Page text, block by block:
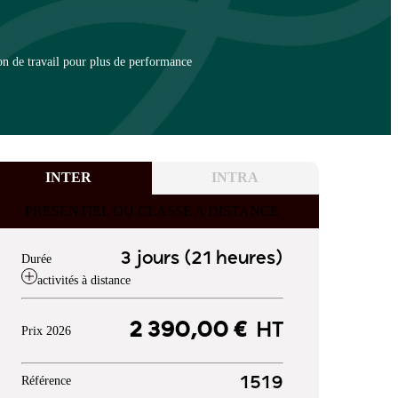
de travail pour plus de performance
INTER INTRA
PRESENTIEL OU CLASSE A DISTANCE
Durée 3 jours (21 heures)
activités à distance
Prix 2026 2 390,00 €HT
Référence 1519